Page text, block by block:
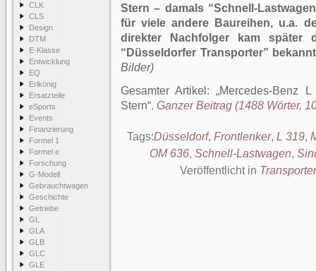
CLK
CLS
Design
DTM
E-Klasse
Entwicklung
EQ
Erlkönig
Ersatzteile
eSports
Events
Finanzierung
Formel 1
Formel e
Forschung
G-Modell
Gebrauchtwagen
Geschichte
Getriebe
GL
GLA
GLB
GLC
GLE
Stern – damals “Schnell-
für viele andere Baureihen, u.a.
direkter Nachfolger kam später
“Düsseldorfer Transporter”
Bilder)
Gesamter Artikel: Mercedes-Benz
Stern . Ganzer Beitrag (1488 Wörter,
Tags:Düsseldorf, Frontlenker, L 319,
OM 636, Schnell-Lastwagen,
Veröffentlicht in Transporter